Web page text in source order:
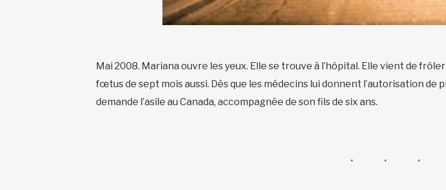
Mai 2008. Mariana ouvre les yeux. Elle se trouve à l’hôpital. Elle vient de
fœtus de sept mois aussi. Dès que les médecins lui donnent l’autorisation de
demande l’asile au Canada, accompagnée de son fils de six ans.